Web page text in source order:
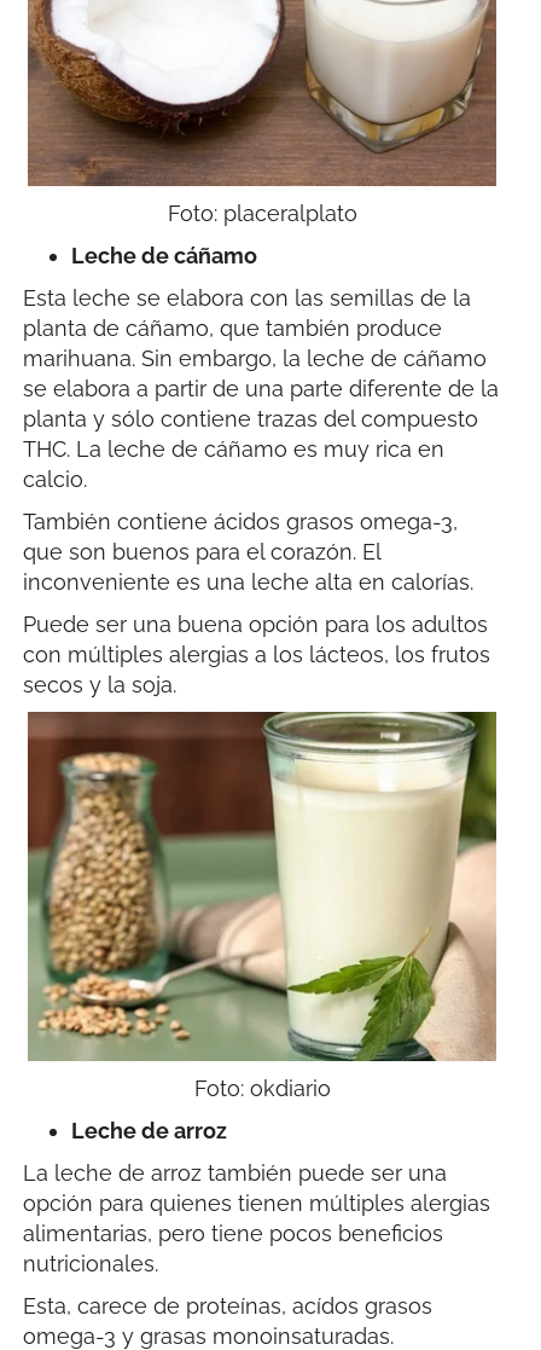
Foto: placeralplato
Leche de cáñamo
Esta leche se elabora con las semillas de la
planta de cáñamo, que también produce
marihuana. Sin embargo, la leche de cáñamo
se elabora a partir de una parte diferente de la
planta y sólo contiene trazas del compuesto
THC. La leche de cáñamo es muy rica en
calcio.
También contiene ácidos grasos omega-3,
que son buenos para el corazón. El
inconveniente es una leche alta en calorías.
Puede ser una buena opción para los adultos
con múltiples alergias a los lácteos, los frutos
secos y la soja.
Foto: okdiario
Leche de arroz
La leche de arroz también puede ser una
opción para quienes tienen múltiples alergias
alimentarias, pero tiene pocos beneficios
nutricionales.
Esta, carece de proteínas, acídos grasos
omega-3 y grasas monoinsaturadas.